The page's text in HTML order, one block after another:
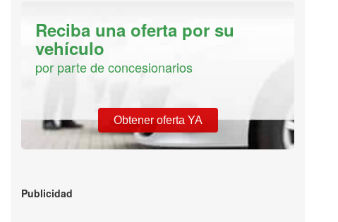
Reciba una oferta por su
vehículo
por parte de concesionarios
Obtener oferta YA
Publicidad